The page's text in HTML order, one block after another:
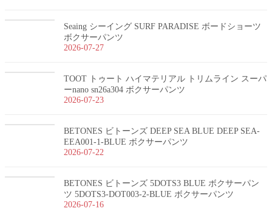
Seaing シーイング SURF PARADISE ボードショーツ
ボクサーパンツ
2026-07-27
TOOT トゥート ハイマテリアル トリムライン スーパ
ーnano sn26a304 ボクサーパンツ
2026-07-23
BETONES ビトーンズ DEEP SEA BLUE DEEP SEA-
EEA001-1-BLUE ボクサーパンツ
2026-07-22
BETONES ビトーンズ 5DOTS3 BLUE ボクサーパン
ツ 5DOTS3-DOT003-2-BLUE ボクサーパンツ
2026-07-16